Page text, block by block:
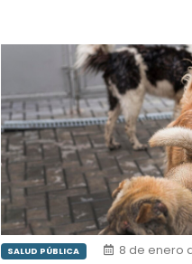
SALUD PÚBLICA 8 de enero